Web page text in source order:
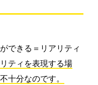
できる＝リアリティ
ティを表現する場
十分なのです。